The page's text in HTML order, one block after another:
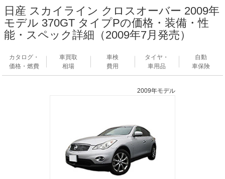
日産 スカイライン クロスオーバー 2009年
モデル 370GT タイプPの価格・装備・性
能・スペック詳細（2009年7月発売）
カタログ・
価格・燃費
車買取
相場
車検
費用
タイヤ・
車用品
自動
車保険
2009年モデル